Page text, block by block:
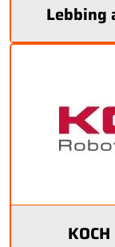
Lebbing